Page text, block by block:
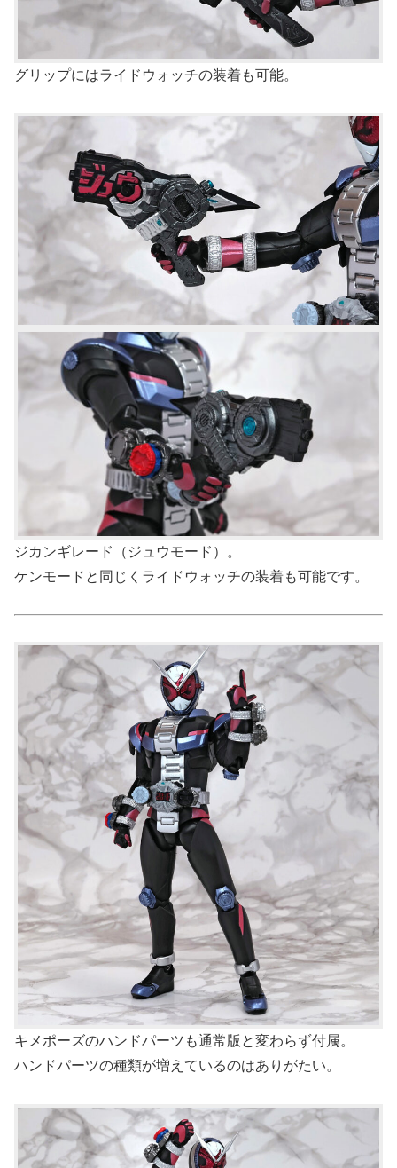
グリップにはライドウォッチの装着も可能。
ジカンギレード（ジュウモード）。
ケンモードと同じくライドウォッチの装着も可能です。
キメポーズのハンドパーツも通常版と変わらず付属。
ハンドパーツの種類が増えているのはありがたい。